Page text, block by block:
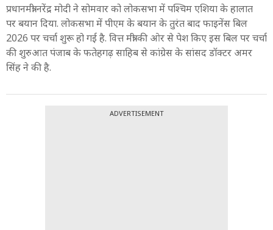
प्रधानमंत्री नरेंद्र मोदी ने सोमवार को लोकसभा में पश्चिम एशिया के हालात
पर बयान दिया. लोकसभा में पीएम के बयान के तुरंत बाद फाइनेंस बिल
2026 पर चर्चा शुरू हो गई है. वित्त मंत्री की ओर से पेश किए इस बिल पर चर्चा
की शुरुआत पंजाब के फतेहगढ़ साहिब से कांग्रेस के सांसद डॉक्टर अमर
सिंह ने की है.
ADVERTISEMENT